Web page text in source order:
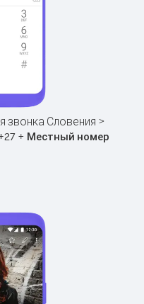
звонка Словения >
27+ Местный номер